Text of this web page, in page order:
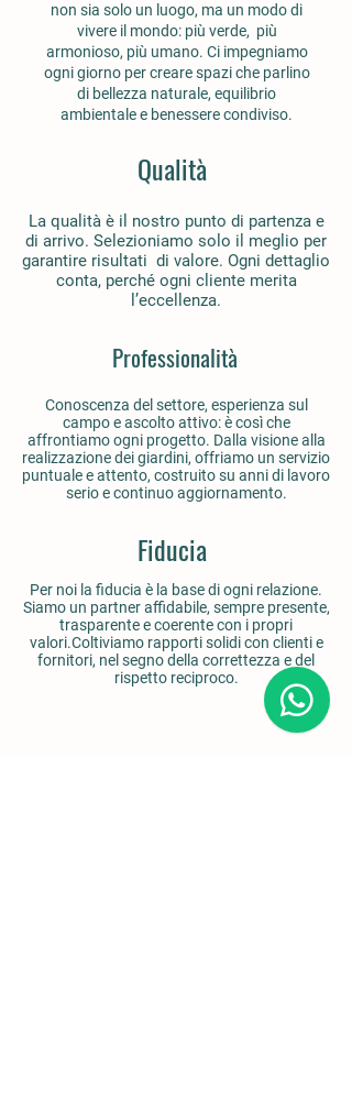
non sia solo un luogo, ma un modo di
vivere il mondo: più verde, più
armonioso, più umano. Ci impegniamo
ogni giorno per creare spazi che parlino
di bellezza naturale, equilibrio
ambientale e benessere condiviso.
Qualità
La qualità è il nostro punto di partenza e
di arrivo. Selezioniamo solo il meglio per
garantire risultati di valore. Ogni dettaglio
conta, perché ogni cliente merita
l’eccellenza.
Professionalità
Conoscenza del settore, esperienza sul
campo e ascolto attivo: è così che
affrontiamo ogni progetto. Dalla visione alla
realizzazione dei giardini, offriamo un servizio
puntuale e attento, costruito su anni di lavoro
serio e continuo aggiornamento.
Fiducia
Per noi la fiducia è la base di ogni relazione.
Siamo un partner affidabile, sempre presente,
trasparente e coerente con i propri
valori.Coltiviamo rapporti solidi con clienti e
fornitori, nel segno della correttezza e del
rispetto reciproco.